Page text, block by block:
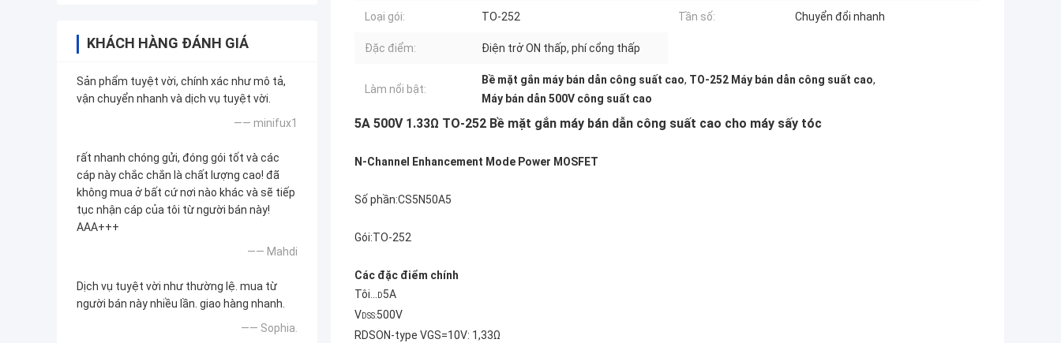
KHÁCH HÀNG ĐÁNH GIÁ
Sản phẩm tuyệt vời, chính xác như mô tả,
vận chuyển nhanh và dịch vụ tuyệt vời.
—— minifux1
rất nhanh chóng gửi, đóng gói tốt và các
cáp này chắc chắn là chất lượng cao! đã
không mua ở bất cứ nơi nào khác và sẽ tiếp
tục nhận cáp của tôi từ người bán này!
AAA+++
—— Mahdi
Dịch vụ tuyệt vời như thường lệ. mua từ
người bán này nhiều lần. giao hàng nhanh.
—— Sophia.
Loại gói: TO-252 Tần số: Chuyển đổi nhanh
Đặc điểm: Điện trở ON thấp, phí cổng thấp
Làm nổi bật:
Bề mặt gắn máy bán dẫn công suất cao, TO-252 Máy bán dẫn công suất cao,
Máy bán dẫn 500V công suất cao
5A 500V 1.33Ω TO-252 Bề mặt gắn máy bán dẫn công suất cao cho máy sấy tóc
N-Channel Enhancement Mode Power MOSFET
Số phần:CS5N50A5
Gói:TO-252
Các đặc điểm chính
Tôi... D5A
VDSS:500V
RDSON-type VGS=10V: 1,33Ω